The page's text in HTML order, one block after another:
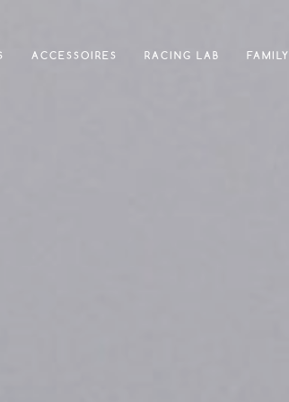
ACCESSOIRES RACING LAB FAMILY